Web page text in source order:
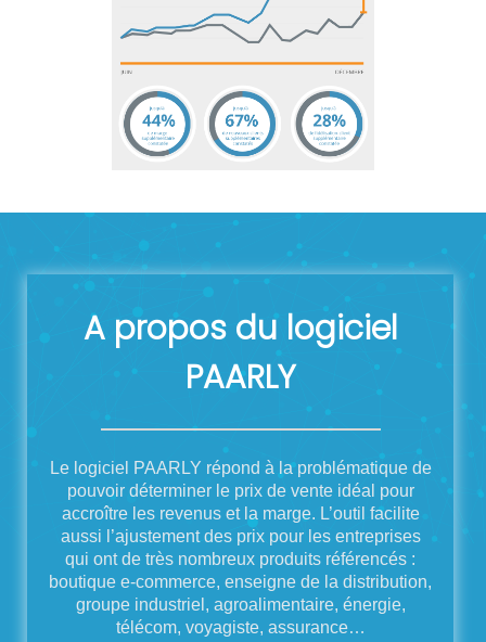
A propos du logiciel
PAARLY
Le logiciel PAARLY répond à la problématique de
pouvoir déterminer le prix de vente idéal pour
accroître les revenus et la marge. L’outil facilite
aussi l’ajustement des prix pour les entreprises
qui ont de très nombreux produits référencés :
boutique e-commerce, enseigne de la distribution,
groupe industriel, agroalimentaire, énergie,
télécom, voyagiste, assurance…